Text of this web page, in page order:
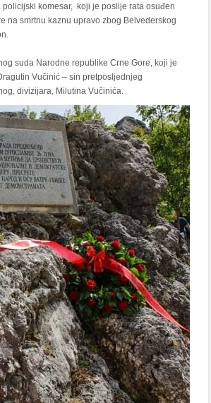
komesar, koji je poslije rata osuđen
na smrtnu kaznu upravo zbog Belvederskog
suda Narodne republike Crne Gore, koji je
Vučinić – sin pretposljednjeg
divizijara, Milutina Vučinića.